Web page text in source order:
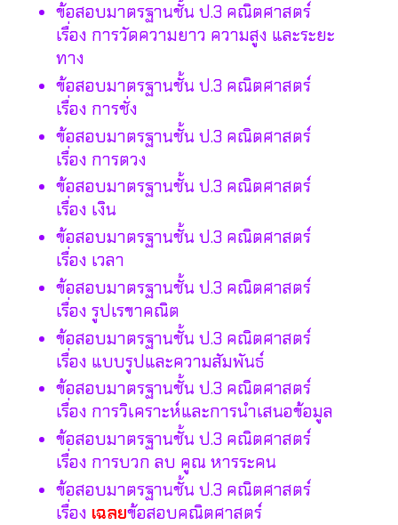
ข้อสอบมาตรฐานชั้น ป.3 คณิตศาสตร์
เรื่อง การวัดความยาว ความสูง และระยะ
ทาง
ข้อสอบมาตรฐานชั้น ป.3 คณิตศาสตร์
เรื่อง การชั่ง
ข้อสอบมาตรฐานชั้น ป.3 คณิตศาสตร์
เรื่อง การตวง
ข้อสอบมาตรฐานชั้น ป.3 คณิตศาสตร์
เรื่อง เงิน
ข้อสอบมาตรฐานชั้น ป.3 คณิตศาสตร์
เรื่อง เวลา
ข้อสอบมาตรฐานชั้น ป.3 คณิตศาสตร์
เรื่อง รูปเรขาคณิต
ข้อสอบมาตรฐานชั้น ป.3 คณิตศาสตร์
เรื่อง แบบรูปและความสัมพันธ์
ข้อสอบมาตรฐานชั้น ป.3 คณิตศาสตร์
เรื่อง การวิเคราะห์และการนำเสนอข้อมูล
ข้อสอบมาตรฐานชั้น ป.3 คณิตศาสตร์
เรื่อง การบวก ลบ คูณ หารระคน
ข้อสอบมาตรฐานชั้น ป.3 คณิตศาสตร์
เรื่อง เฉลยข้อสอบคณิตศาสตร์